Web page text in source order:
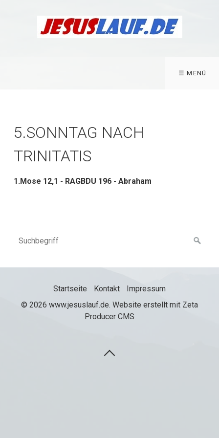
☰ MENÜ
5.SONNTAG NACH
TRINITATIS
1.Mose 12,1 - RAGBDU 196 -Abraham
Startseite Kontakt
Impressum
© 2026 www.jesuslauf.de. Website erstellt mit Zeta
Producer CMS